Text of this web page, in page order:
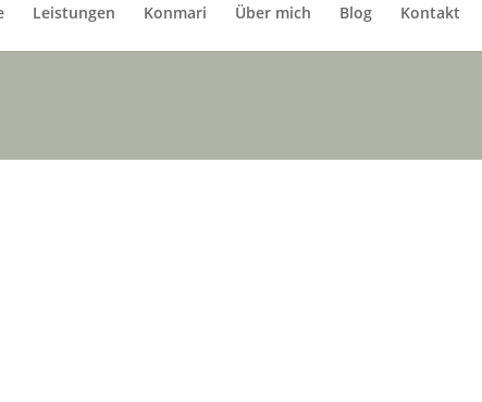
Leistungen Konmari Über mich Blog Kontakt